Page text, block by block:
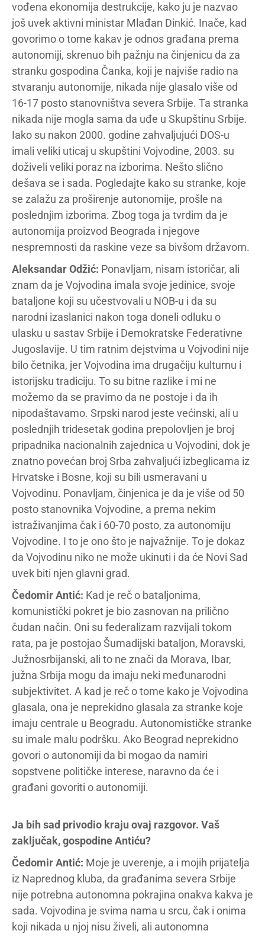
vođena ekonomija destrukcije, kako ju je nazvao
još uvek aktivni ministar Mlađan Dinkić. Inače, kad
govorimo o tome kakav je odnos građana prema
autonomiji, skrenuo bih pažnju na činjenicu da za
stranku gospodina Čanka, koji je najviše radio na
stvaranju autonomije, nikada nije glasalo više od
16-17 posto stanovništva severa Srbije. Ta stranka
nikada nije mogla sama da uđe u Skupštinu Srbije.
Iako su nakon 2000. godine zahvaljujući DOS-u
imali veliki uticaj u skupštini Vojvodine, 2003. su
doživeli veliki poraz na izborima. Nešto slično
dešava se i sada. Pogledajte kako su stranke, koje
se zalažu za proširenje autonomije, prošle na
poslednjim izborima. Zbog toga ja tvrdim da je
autonomija proizvod Beograda i njegove
nespremnosti da raskine veze sa bivšom državom.
Aleksandar Odžić: Ponavljam, nisam istoričar, ali
znam da je Vojvodina imala svoje jedinice, svoje
bataljone koji su učestvovali u NOB-u i da su
narodni izaslanici nakon toga doneli odluku o
ulasku u sastav Srbije i Demokratske Federativne
Jugoslavije. U tim ratnim dejstvima u Vojvodini nije
bilo četnika, jer Vojvodina ima drugačiju kulturnu i
istorijsku tradiciju. To su bitne razlike i mi ne
možemo da se pravimo da ne postoje i da ih
nipodaštavamo. Srpski narod jeste većinski, ali u
poslednjih tridesetak godina prepolovljen je broj
pripadnika nacionalnih zajednica u Vojvodini, dok je
znatno povećan broj Srba zahvaljući izbeglicama iz
Hrvatske i Bosne, koji su bili usmeravani u
Vojvodinu. Ponavljam, činjenica je da je više od 50
posto stanovnika Vojvodine, a prema nekim
istraživanjima čak i 60-70 posto, za autonomiju
Vojvodine. I to je ono što je najvažnije. To je dokaz
da Vojvodinu niko ne može ukinuti i da će Novi Sad
uvek biti njen glavni grad.
Čedomir Antić: Kad je reč o bataljonima,
komunistički pokret je bio zasnovan na prilično
čudan način. Oni su federalizam razvijali tokom
rata, pa je postojao Šumadijski bataljon, Moravski,
Južnosrbijanski, ali to ne znači da Morava, Ibar,
južna Srbija mogu da imaju neki međunarodni
subjektivitet. A kad je reč o tome kako je Vojvodina
glasala, ona je neprekidno glasala za stranke koje
imaju centrale u Beogradu. Autonomističke stranke
su imale malu podršku. Ako Beograd neprekidno
govori o autonomiji da bi mogao da namiri
sopstvene političke interese, naravno da će i
građani govoriti o autonomiji.
Ja bih sad privodio kraju ovaj razgovor. Vaš
zaključak, gospodine Antiću?
Čedomir Antić: Moje je uverenje, a i mojih prijatelja
iz Naprednog kluba, da građanima severa Srbije
nije potrebna autonomna pokrajina onakva kakva je
sada. Vojvodina je svima nama u srcu, čak i onima
koji nikada u njoj nisu živeli, ali autonomna